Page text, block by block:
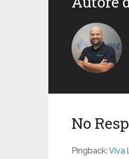
No
Pingback: Viva